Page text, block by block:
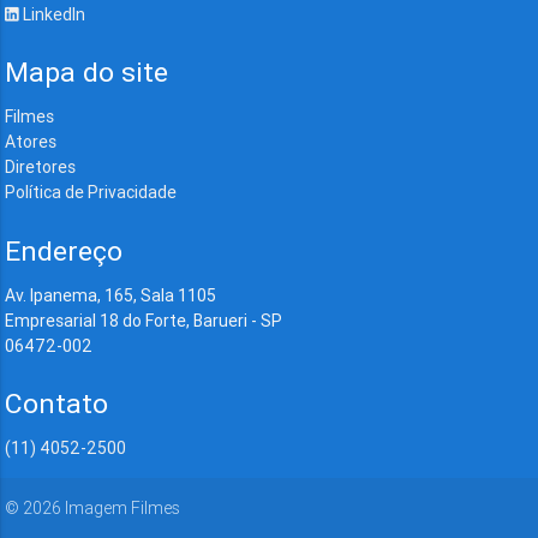
LinkedIn
Mapa do site
Filmes
Atores
Diretores
Política de Privacidade
Endereço
Av. Ipanema, 165, Sala 1105
Empresarial 18 do Forte, Barueri - SP
06472-002
Contato
(11) 4052-2500
© 2026 Imagem Filmes